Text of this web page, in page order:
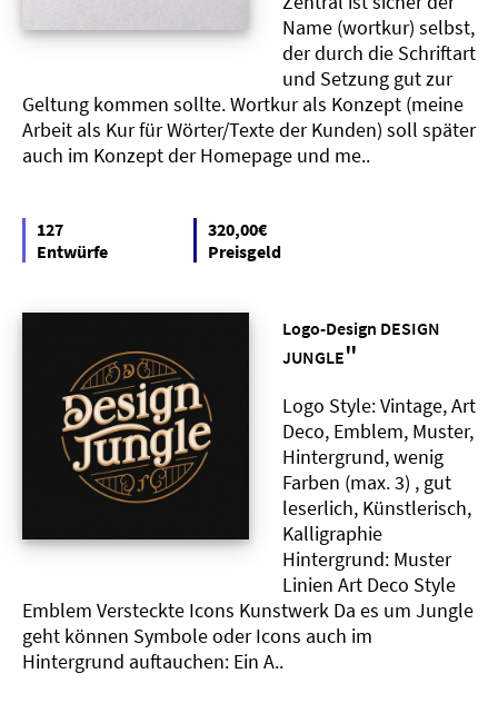
Name (wortkur) selbst,
der durch die Schriftart
und Setzung gut zur
Geltung kommen sollte. Wortkur als Konzept (meine
Arbeit als Kur für Wörter/Texte der Kunden) soll später
auch im Konzept der Homepage und me..
127
Entwürfe
320,00€
Preisgeld
Logo-Design DESIGN
JUNGLE"
Logo Style: Vintage, Art
Deco, Emblem, Muster,
Hintergrund, wenig
Farben (max. 3) , gut
leserlich, Künstlerisch,
Kalligraphie
Hintergrund: Muster
Linien Art Deco Style
Emblem Versteckte Icons Kunstwerk Da es um Jungle
geht können Symbole oder Icons auch im
Hintergrund auftauchen: Ein A..